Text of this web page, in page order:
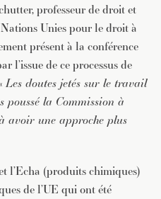
professeur de droit et
Unies pour le droit à
présent à la conférence
l’issue de ce processus de
Les doutes jetés sur le travail
poussé la Commission à
avoir une approche plus
l’Echa (produits chimiques)
de l’UE qui ont été